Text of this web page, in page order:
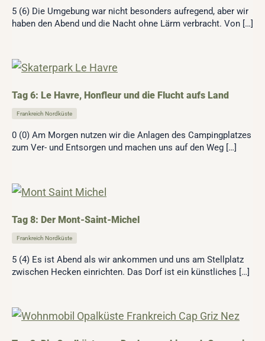
5 (6) Die Umgebung war nicht besonders aufregend, aber wir
haben den Abend und die Nacht ohne Lärm verbracht. Von […]
Tag 6: Le Havre, Honfleur und die Flucht aufs Land
Frankreich Nordküste
0 (0) Am Morgen nutzen wir die Anlagen des Campingplatzes
zum Ver- und Entsorgen und machen uns auf den Weg […]
Tag 8: Der Mont-Saint-Michel
Frankreich Nordküste
5 (4) Es ist Abend als wir ankommen und uns am Stellplatz
zwischen Hecken einrichten. Das Dorf ist ein künstliches […]